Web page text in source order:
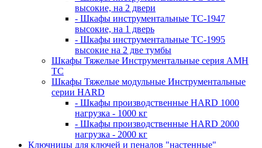
высокие, на 2 двери
- Шкафы инструментальные ТС-1947
высокие, на 1 дверь
- Шкафы инструментальные ТС-1995
высокие на 2 две тумбы
Шкафы Тяжелые Инструментальные серия AMH
TC
Шкафы Тяжелые модульные Инструментальные
серии HARD
- Шкафы производственные HARD 1000
нагрузка - 1000 кг
- Шкафы производственные HARD 2000
нагрузка - 2000 кг
Ключницы для ключей и пеналов "настенные"